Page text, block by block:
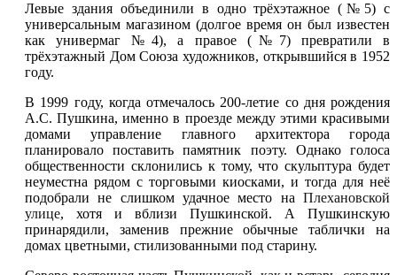
Левые здания объединили в одно трёхэтажное (№5) с
универсальным магазином (долгое время он был известен
как универмаг №4), а правое (№7) превратили в
трёхэтажный Дом Союза художников, открывшийся в 1952
году.
В 1999 году, когда отмечалось 200-летие со дня рождения
А.С. Пушкина, именно в проезде между этими красивыми
домами управление главного архитектора города
планировало поставить памятник поэту. Однако голоса
общественности склонились к тому, что скульптура будет
неуместна рядом с торговыми киосками, и тогда для неё
подобрали не слишком удачное место на Плехановской
улице, хотя и вблизи Пушкинской. А Пушкинскую
принарядили, заменив прежние обычные таблички на
домах цветными, стилизованными под старину.